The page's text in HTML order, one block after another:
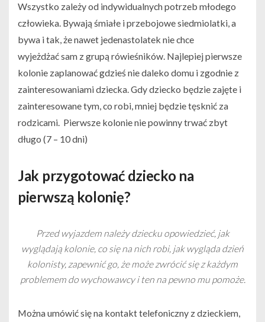
Wszystko zależy od indywidualnych potrzeb młodego
człowieka. Bywają śmiałe i przebojowe siedmiolatki, a
bywa i tak, że nawet jedenastolatek nie chce
wyjeżdżać sam z grupą rówieśników. Najlepiej pierwsze
kolonie zaplanować gdzieś nie daleko domu i zgodnie z
zainteresowaniami dziecka. Gdy dziecko będzie zajęte i
zainteresowane tym, co robi, mniej będzie tęsknić za
rodzicami. Pierwsze kolonie nie powinny trwać zbyt
długo (7 – 10 dni)
Jak przygotować dziecko na
pierwszą kolonię?
Przed wyjazdem należy dziecku opowiedzieć, jak
wyglądają kolonie, co się na nich robi, jak wygląda dzień
kolonisty, zapewnić go, że może zwrócić się z każdym
problemem do wychowawcy i ten na pewno mu pomoże.
Można umówić się na kontakt telefoniczny z dzieckiem,